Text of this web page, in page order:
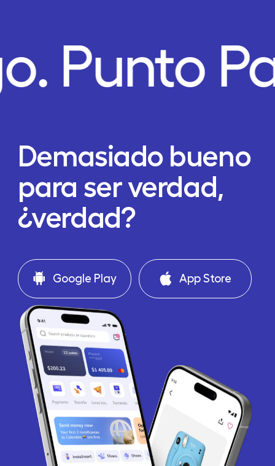
Punto
Demasiado bueno
para ser verdad,
¿verdad?
Google Play App Store